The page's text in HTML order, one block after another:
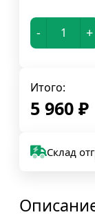
- +
Итого:
5 960 ₽
Склад